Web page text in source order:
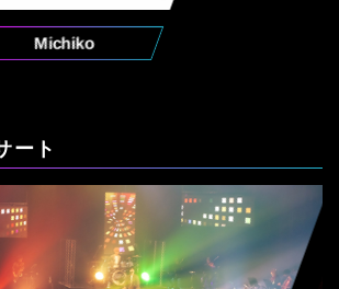
Michiko
ート